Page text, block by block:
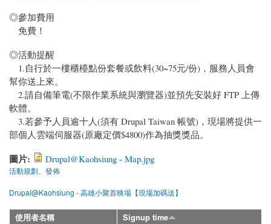
◎參加費用
免費！
◎活動提醒
1.自行於一樓櫃檯點份套餐或飲料(30~75元/份)，服務人員會
幫你送上來。
2.請自備筆電(不限作業系統與瀏覽器)並預先安裝好 FTP 上傳
軟體。
3.若參予人員逾十人(須有 Drupal Taiwan 帳號)，現場將提供一
部個人雲端伺服器(原廠定價$4800)作為抽獎獎品。
圖片: Drupal@Kaohsiung - Map.jpg
活動規劃、發佈
Drupal@Kaohsiung - 高雄小聚首映場【現場加碼送】
使用者名稱 Signup time